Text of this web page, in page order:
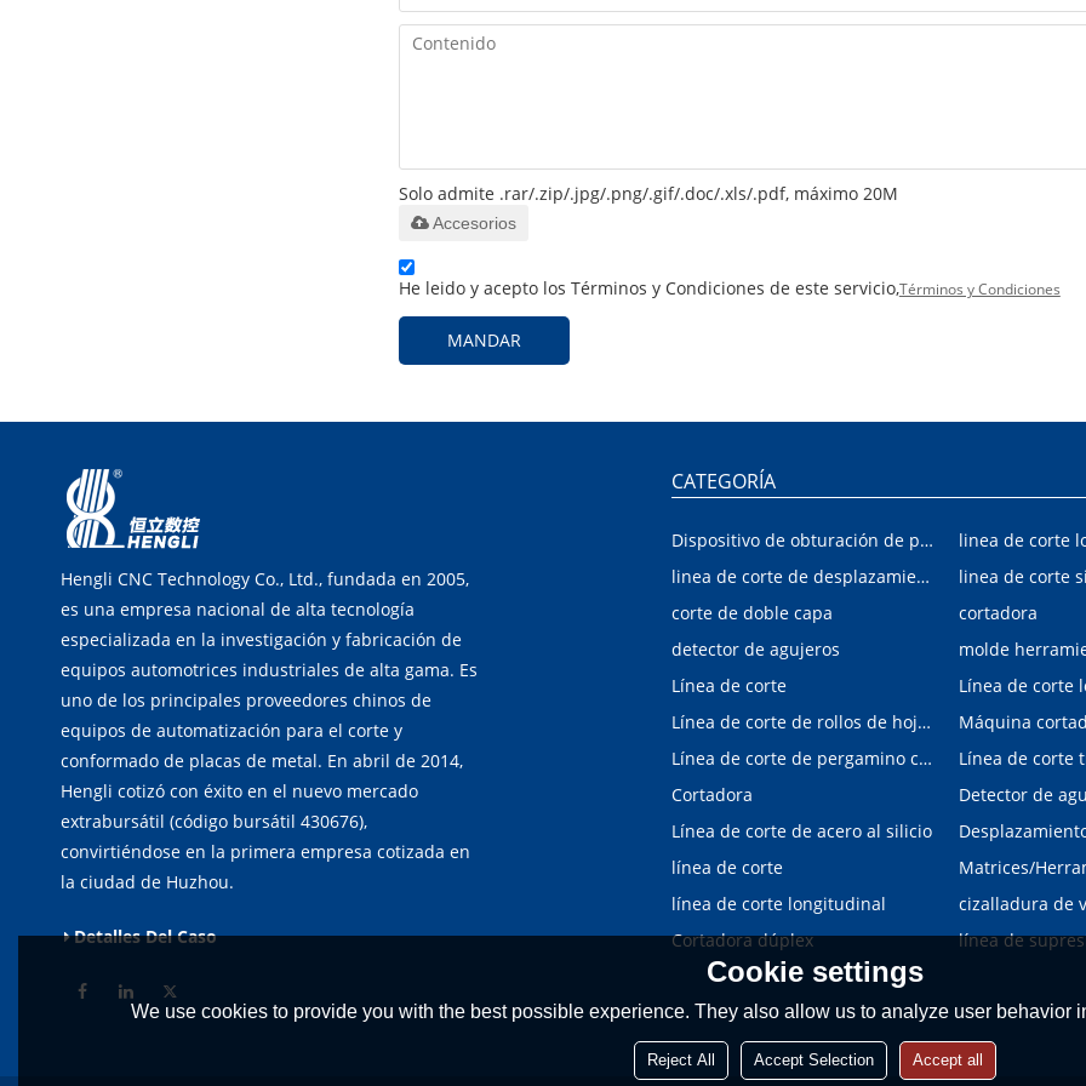
Solo admite .rar/.zip/.jpg/.png/.gif/.doc/.xls/.pdf, máximo 20M
Accesorios
He leido y acepto los Términos y Condiciones de este servicio,Términos y Condiciones
MANDAR
Hengli CNC Technology Co., Ltd., fundada en 2005,
es una empresa nacional de alta tecnología
especializada en la investigación y fabricación de
equipos automotrices industriales de alta gama. Es
uno de los principales proveedores chinos de
equipos de automatización para el corte y
conformado de placas de metal. En abril de 2014,
Hengli cotizó con éxito en el nuevo mercado
extrabursátil (código bursátil 430676),
convirtiéndose en la primera empresa cotizada en
la ciudad de Huzhou.
Detalles Del Caso
CATEGORÍA
Dispositivo de obturación de placa interior/exterior de automóvil
linea de corte
linea de corte de desplazamiento de hojalata y aluminio
linea de corte
corte de doble capa
cortadora
detector de agujeros
molde
Línea de corte
Línea de corte
Línea de corte de rollos de hojalata y aluminio
Máquina
Línea de corte de pergamino con control digital
Cortadora
Línea de corte de acero al silicio
línea de corte
línea de corte longitudinal
Cortadora dúplex
línea de
Cookie settings
We use cookies to provide you with the best possible experience. They also allow us to analyze user behavior
Reject All Accept Selection Accept all